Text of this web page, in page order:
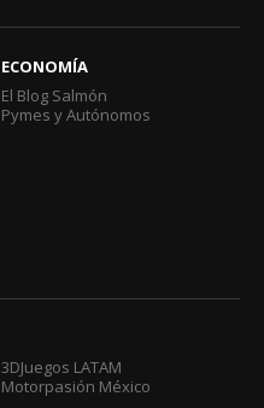
ECONOMÍA
El Blog Salmón
Pymes y Autónomos
3DJuegos LATAM
Motorpasión México